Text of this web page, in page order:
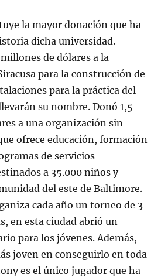
la mayor donación que ha
dicha universidad.
de dólares a la
para la construcción de
para la práctica del
su nombre. Donó 1,5
a una organización sin
ofrece educación, formación
de servicios
a 35.000 niños y
del este de Baltimore.
cada año un torneo de 3
en esta ciudad abrió un
para los jóvenes. Además,
joven en conseguirlo en toda
es el único jugador que ha